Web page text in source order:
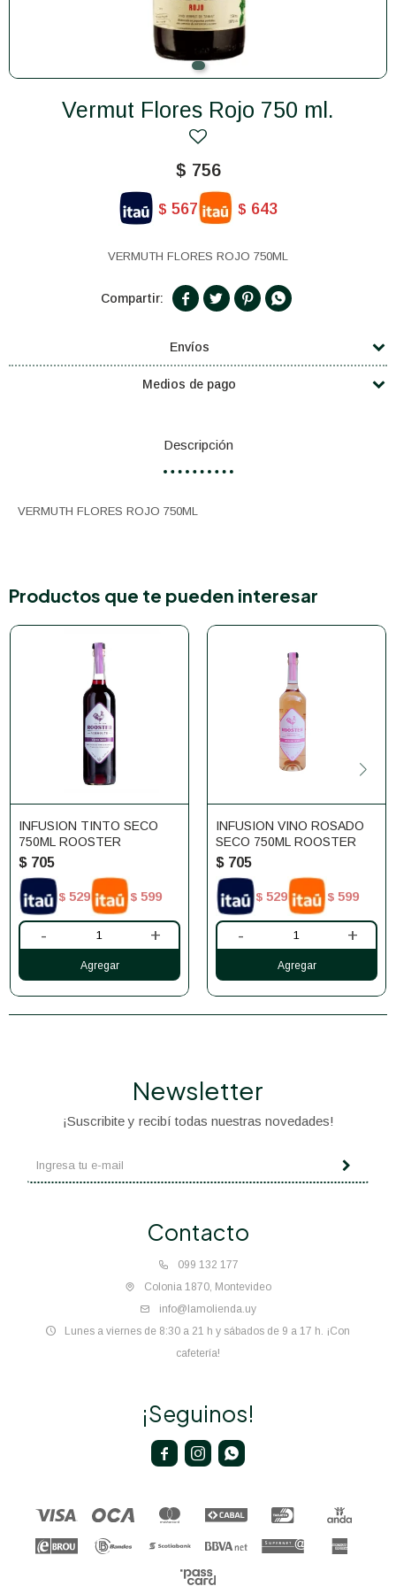
Vermut Flores Rojo 750 ml.
$ 756
$ 567 $ 643
VERMUTH FLORES ROJO 750ML
   
Envíos
Medios de pago
Descripción
VERMUTH FLORES ROJO 750ML
Productos que te pueden interesar
INFUSION TINTO SECO
750ML ROOSTER
$ 705
$ 529 $ 599
- +
INFUSION VINO ROSADO
SECO 750ML ROOSTER
$ 705
$ 529 $ 599
- +
Contacto
099 132 177
Colonia 1870, Montevideo
info@lamolienda.uy
Lunes a viernes de 8:30 a 21 h y sábados de 9 a 17 h. ¡Con
cafetería!
Newsletter
¡Suscribite y recibí todas nuestras novedades!
¡Seguinos!
  